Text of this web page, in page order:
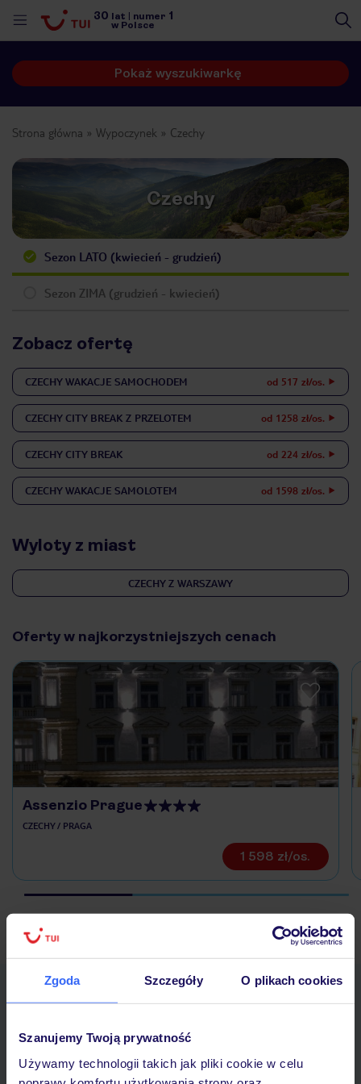
Zgoda Szczegóły O plikach cookies
Szanujemy Twoją prywatność
Używamy technologii takich jak pliki cookie w celu
30 lat numer 1
w Polsce
Pokaż wyszukiwarkę
Strona główna Wypoczynek Czechy
Czechy
Sezon LATO (kwiecień - grudzień)
Sezon ZIMA (grudzień - kwiecień)
Zobacz ofertę
CZECHY WAKACJE SAMOCHODEM od 517 zł/os.
CZECHY CITY BREAK Z PRZELOTEM od 1258 zł/os.
CZECHY CITY BREAK od 224 zł/os.
CZECHY WAKACJE SAMOLOTEM od 1598 zł/os.
Wyloty z miast
CZECHY Z WARSZAWY
Oferty w najkorzystniejszych cenach
Assenzio Prague
CZECHY / PRAGA
1 598 zł/os.
Ubezpieczenia turystyczne Czechy - dowiedz się więcej »
Pobierz bezpłatną aplikację TUI
Lista ulubionych ofert i możliwość ich udostępniania
Kontakt z TUI i wszystkie informacje o Twojej rezerwacji w